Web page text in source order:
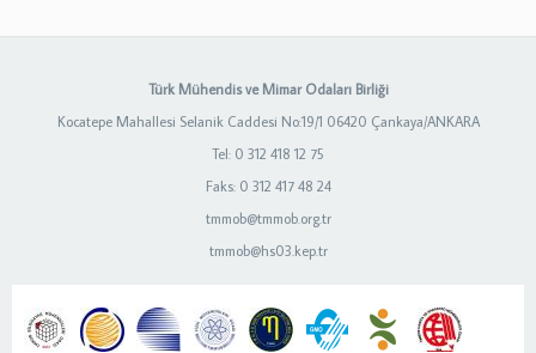
Türk Mühendis ve Mimar Odaları Birliği
Kocatepe Mahallesi Selanik Caddesi No:19/1 06420 Çankaya/ANKARA
Tel: 0 312 418 12 75
Faks: 0 312 417 48 24
tmmob@tmmob.org.tr
tmmob@hs03.kep.tr